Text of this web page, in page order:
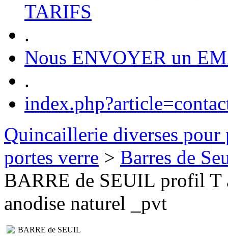
TARIFS
.
Nous ENVOYER un
.
Quincaillerie diverses pour
portes verre > Barres de
BARRE de SEUIL profil
anodise naturel _pvt